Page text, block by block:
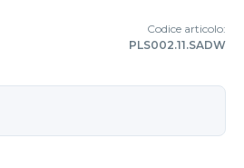
Codice articolo:
PLS002.11.SADW